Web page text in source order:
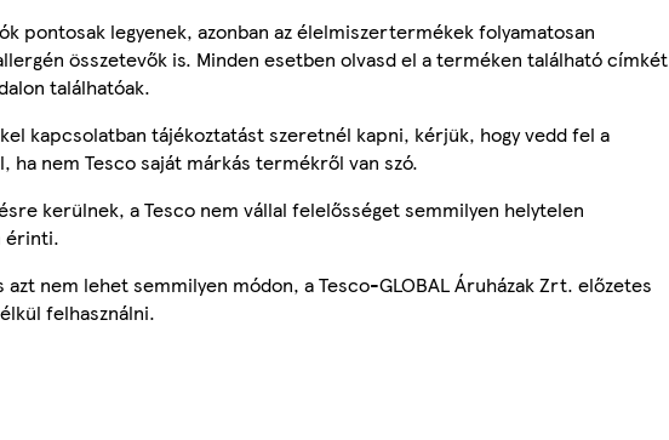
pontosak legyenek, azonban az élelmiszertermékek folyamatosan
összetevők is. Minden esetben olvasd el a terméken található címkét
találhatóak.
kapcsolatban tájékoztatást szeretnél kapni, kérjük, hogy vedd fel a
ha nem Tesco saját márkás termékről van szó.
kerülnek, a Tesco nem vállal felelősséget semmilyen helytelen
érinti.
nem lehet semmilyen módon, a Tesco-GLOBAL Áruházak Zrt. előzetes
felhasználni.